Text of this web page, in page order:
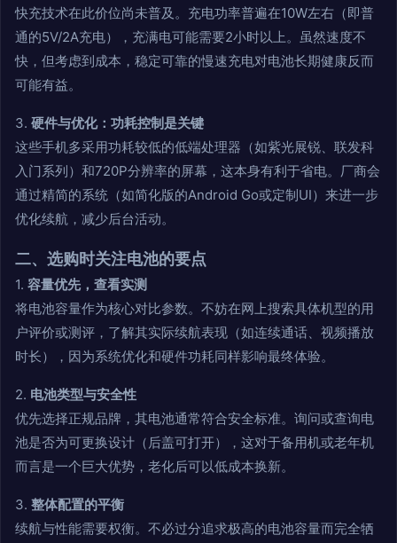
快充技术在此价位尚未普及。充电功率普遍在10W左右（即普
通的5V/2A充电），充满电可能需要2小时以上。虽然速度不
快，但考虑到成本，稳定可靠的慢速充电对电池长期健康反而
可能有益。
3. 硬件与优化：功耗控制是关键
这些手机多采用功耗较低的低端处理器（如紫光展锐、联发科
入门系列）和720P分辨率的屏幕，这本身有利于省电。厂商会
通过精简的系统（如简化版的Android Go或定制UI）来进一步
优化续航，减少后台活动。
二、选购时关注电池的要点
1. 容量优先，查看实测
将电池容量作为核心对比参数。不妨在网上搜索具体机型的用
户评价或测评，了解其实际续航表现（如连续通话、视频播放
时长），因为系统优化和硬件功耗同样影响最终体验。
2. 电池类型与安全性
优先选择正规品牌，其电池通常符合安全标准。询问或查询电
池是否为可更换设计（后盖可打开），这对于备用机或老年机
而言是一个巨大优势，老化后可以低成本换新。
3. 整体配置的平衡
续航与性能需要权衡。不必过分追求极高的电池容量而完全牺